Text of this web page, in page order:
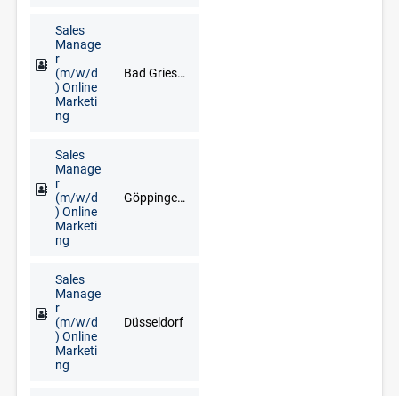
Sales
Manage
r
(m/w/d
) Online
Marketi
ng
Bad Griesbach im Rottal, Deggendorf, Freyung, Grafenau, Regen, Straubing
Sales
Manage
r
(m/w/d
) Online
Marketi
ng
Göppingen, Heilbronn, Rottweil, Schwäbisch Hall, Stuttgart, Ulm, Villingen-Schwenningen
Sales
Manage
r
(m/w/d
) Online
Marketi
ng
Düsseldorf